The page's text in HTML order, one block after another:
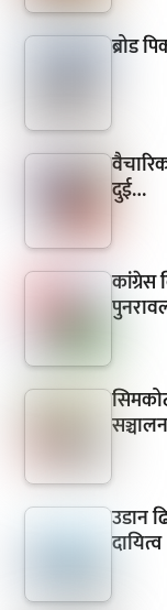
ब्रोड
दुई…
कांग्रेस
सञ्चालन
उडान
दायित्व